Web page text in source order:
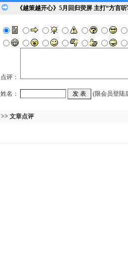
《越策越开心》5月回归荧屏 主打“方言
点评：
姓名： (限会员登陆
>> 文章点评